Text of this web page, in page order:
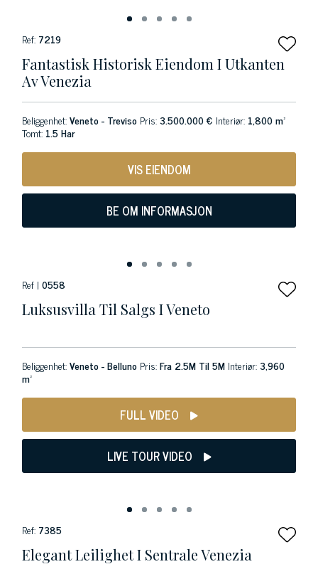
Ref: 7219
Fantastisk Historisk Eiendom I Utkanten
Av Venezia
Beliggenhet:Veneto - Treviso Pris:3.500.000 € Interiør: 1,800 m²
Tomt: 1.5 Har
VIS EIENDOM
BE OM INFORMASJON
Ref | 0558
Luksusvilla Til Salgs I Veneto
Beliggenhet:Veneto - Belluno Pris:Fra 2.5M Til 5M Interiør:3,960
m²
FULL VIDEO
LIVE TOUR VIDEO
Ref: 7385
Elegant Leilighet I Sentrale Venezia